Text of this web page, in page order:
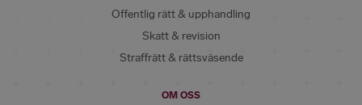
Offentlig rätt & upphandling
Skatt & revision
Straffrätt & rättsväsende
OM OSS